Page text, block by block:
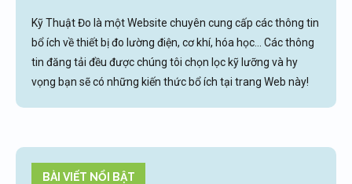
Kỹ Thuật Đo là một Website chuyên cung cấp các thông tin
bổ ích về thiết bị đo lường điện, cơ khí, hóa học... Các thông
tin đăng tải đều được chúng tôi chọn lọc kỹ lưỡng và hy
vọng bạn sẽ có những kiến thức bổ ích tại trang Web này!
BÀI VIẾT NỔI BẬT